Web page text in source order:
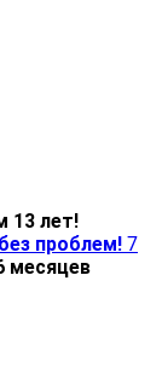
13 лет!
проблем! 7
месяцев